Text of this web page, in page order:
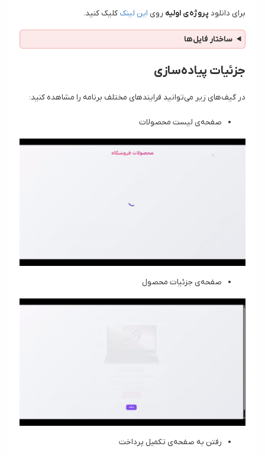
برای دانلود پروژه‌ی اولیه روی این لینک کلیک کنید.
ساختار فایل‌ها
جزئیات پیاده‌سازی
در گیف‌های زیر می‌توانید فرایند‌های مختلف برنامه را مشاهده کنید:
صفحه‌ی لیست محصولات
صفحه‌ی جزئیات محصول
رفتن به صفحه‌ی تکمیل پرداخت